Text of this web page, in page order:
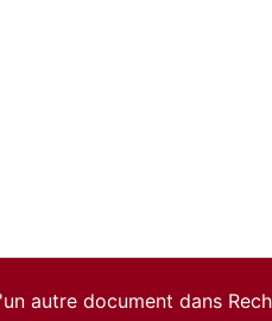
autre document dans